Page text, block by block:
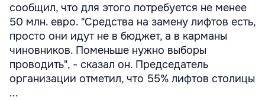
сообщил, что для этого потребуется не менее
50 млн. евро. "Средства на замену лифтов есть,
просто они идут не в бюджет, а в карманы
чиновников. Поменьше нужно выборы
проводить", - сказал он. Председатель
организации отметил, что 55% лифтов столицы
...